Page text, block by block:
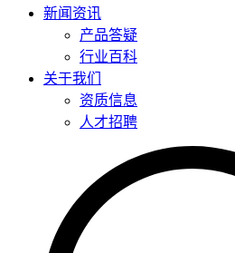
新闻资讯
产品答疑
行业百科
关于我们
资质信息
人才招聘